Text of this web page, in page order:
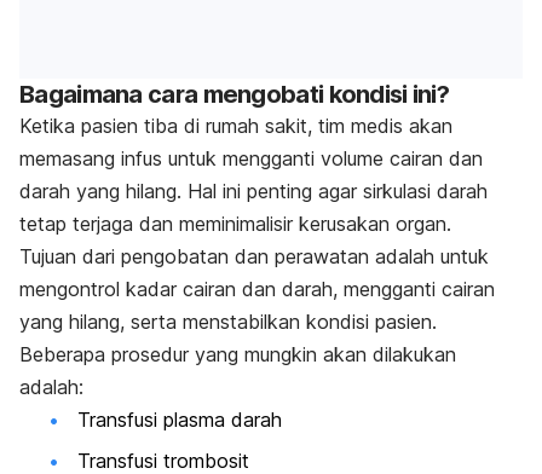
Bagaimana cara mengobati kondisi ini?
Ketika pasien tiba di rumah sakit, tim medis akan
memasang infus untuk mengganti volume cairan dan
darah yang hilang. Hal ini penting agar sirkulasi darah
tetap terjaga dan meminimalisir kerusakan organ.
Tujuan dari pengobatan dan perawatan adalah untuk
mengontrol kadar cairan dan darah, mengganti cairan
yang hilang, serta menstabilkan kondisi pasien.
Beberapa prosedur yang mungkin akan dilakukan
adalah:
Transfusi plasma darah
Transfusi trombosit